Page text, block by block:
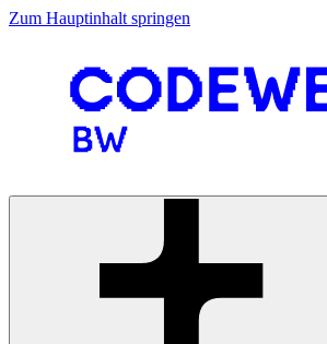
Zum Hauptinhalt springen